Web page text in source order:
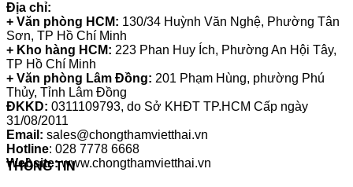
Địa chỉ:
+ Văn phòng HCM: 130/34 Huỳnh Văn Nghệ, Phường Tân
Sơn, TP Hồ Chí Minh
+ Kho hàng HCM: 223 Phan Huy Ích, Phường An Hội Tây,
TP Hồ Chí Minh
+ Văn phòng Lâm Đồng: 201 Phạm Hùng, phường Phú
Thủy, Tỉnh Lâm Đồng
ĐKKD: 0311109793, do Sở KHĐT TP.HCM Cấp ngày
31/08/2011
Email: sales@chongthamvietthai.vn
Hotline: 028 7778 6668
Website:www.chongthamvietthai.vn
THÔNG TIN